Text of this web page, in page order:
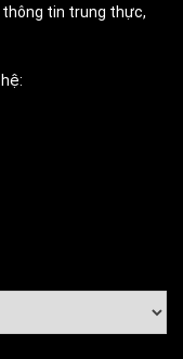
thông tin trung thực,